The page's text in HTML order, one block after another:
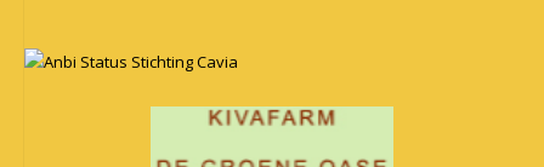
Anbi Status Stichting Cavia